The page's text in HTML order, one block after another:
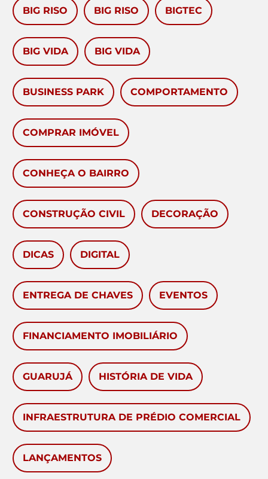
BIG RISO BIG RISO BIGTEC
BIG VIDA BIG VIDA
BUSINESS PARK COMPORTAMENTO
COMPRAR IMÓVEL
CONHEÇA O BAIRRO
CONSTRUÇÃO CIVIL DECORAÇÃO
DICAS DIGITAL
ENTREGA DE CHAVES EVENTOS
FINANCIAMENTO IMOBILIÁRIO
GUARUJÁ HISTÓRIA DE VIDA
INFRAESTRUTURA DE PRÉDIO COMERCIAL
LANÇAMENTOS